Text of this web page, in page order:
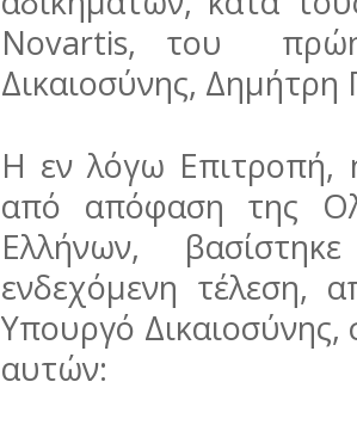
Novartis, του
Δικαιοσύνης,
H εν λόγω Επιτροπή,
από απόφαση της
Ελλήνων,
ενδεχόμενη τέλεση,
Υπουργό
αυτών: